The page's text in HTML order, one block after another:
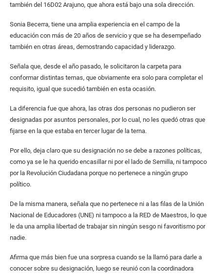
también del 16D02 Arajuno, que ahora está bajo una sola dirección.
Sonia Becerra, tiene una amplia experiencia en el campo de la
educación con más de 20 años de servicio y que se ha desempeñado
también en otras áreas, demostrando capacidad y liderazgo.
Señala que, desde el año pasado, le solicitaron la carpeta para
conformar distintas ternas, que obviamente era solo para completar el
requisito, igual que sucedió también en esta ocasión.
La diferencia fue que ahora, las otras dos personas no pudieron ser
designadas por asuntos personales, por lo cual, no les quedó otras que
fijarse en la que estaba en tercer lugar de la terna.
Por ello, deja claro que su designación no se debe a razones políticas,
como ya se le ha querido encasillar ni por el lado de Semilla, ni tampoco
por la Revolución Ciudadana porque no pertenece a ningún grupo
político.
De la misma manera, señala que no pertenece ni a las filas de la Unión
Nacional de Educadores (UNE) ni tampoco a la RED de Maestros, lo que
le da una amplia libertad de trabajar sin ningún sesgo ni favoritismo por
nadie.
Afirma que más bien fue una sorpresa cuando se la llamó para darle a
conocer sobre su designación, luego se reunió con la coordinadora